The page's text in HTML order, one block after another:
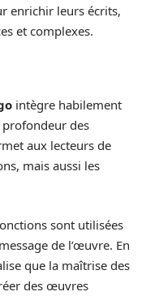
enrichir leurs écrits,
et complexes.
intègre habilement
des
aux lecteurs de
mais aussi les
sont utilisées
de l’œuvre. En
que la maîtrise des
des œuvres